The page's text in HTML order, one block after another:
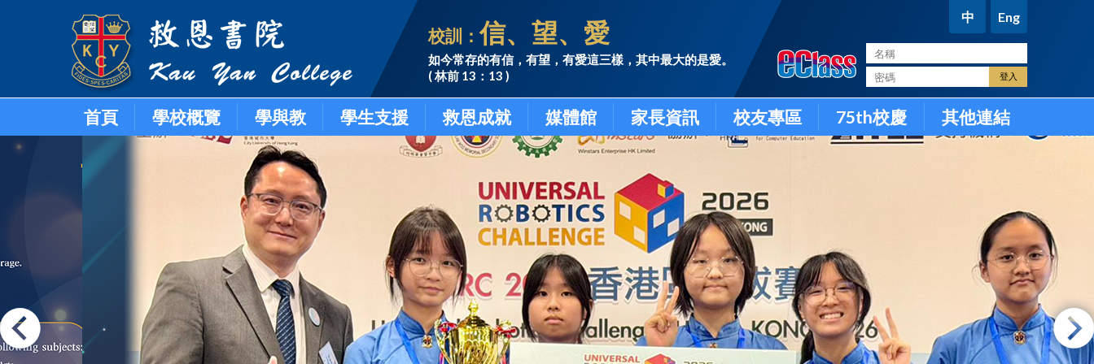
校訓：信、望、愛
如今常存的有信，有望，有愛這三樣，其中最大的是愛。
( 林前 13：13 )
中 Eng
首頁 學校概覽 學與教 學生支援 救恩成就 媒體館 家長資訊 校友專區 75th校慶 其他連結